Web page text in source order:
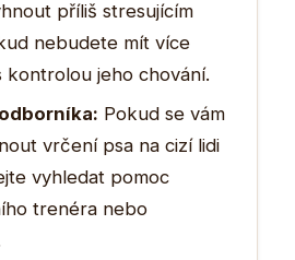
příliš stresujícím
nebudete mít více
kontrolou jeho chování.
Pokud se vám
vrčení psa na cizí lidi
vyhledat pomoc
trenéra nebo